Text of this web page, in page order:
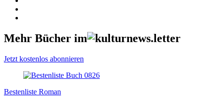
Mehr Bücher im
Jetzt kostenlos abonnieren
Bestenliste Roman